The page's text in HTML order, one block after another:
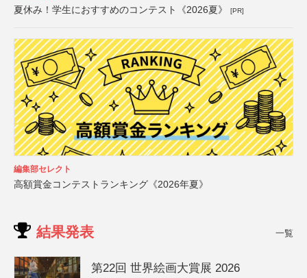
夏休み！学生におすすめのコンテスト《2026夏》 [PR]
編集部セレクト
高額賞金コンテストランキング《2026年夏》
結果発表 一覧
第22回 世界絵画大賞展 2026